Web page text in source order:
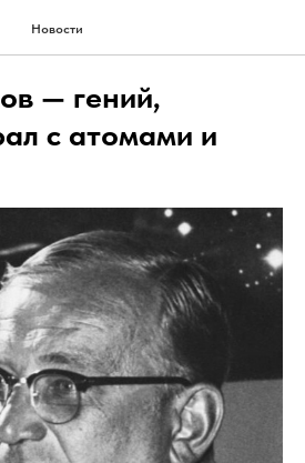
Новости
— гений,
с атомами и